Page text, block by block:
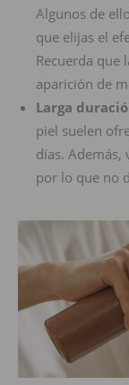
Algunos de
que elijas el
Recuerda que
aparición de
Larga
piel suelen
días. Además,
por lo que no